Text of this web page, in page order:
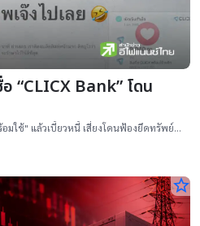
“CLICX Bank” โดน
มใช้" แล้วเบี้ยวหนี้ เสี่ยงโดนฟ้องยึดทรัพย์
ร
star_border